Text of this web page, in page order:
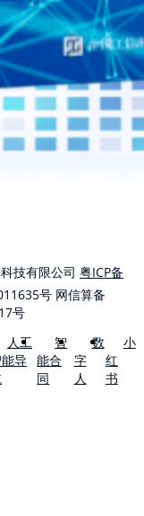
技有限公司 粤ICP备
号 网信算备
号
人工
导
智
能合
同
数
字
人
小
红
书